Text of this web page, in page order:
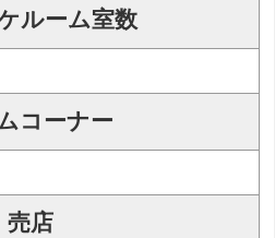
ルーム室数
コーナー
売店